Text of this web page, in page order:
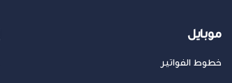
موبايل
خطوط الفواتير